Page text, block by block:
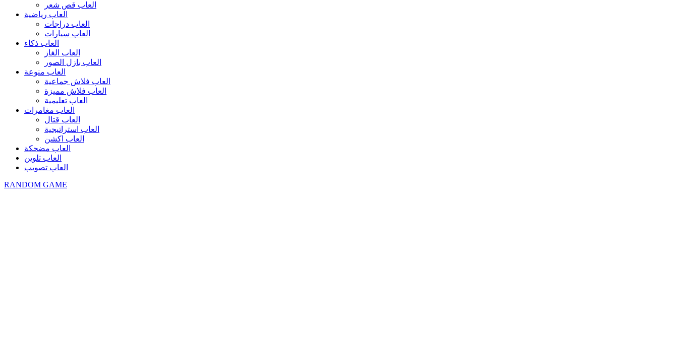
العاب قص شعر
العاب رياضية
العاب دراجات
العاب سيارات
العاب ذكاء
العاب الغاز
العاب بازل الصور
العاب منوعة
العاب فلاش جماعية
العاب فلاش مميزة
العاب تعليمية
العاب مغامرات
العاب قتال
العاب استراتيجية
العاب اكشن
العاب مضحكة
العاب تلوين
العاب تصويب
RANDOM GAME